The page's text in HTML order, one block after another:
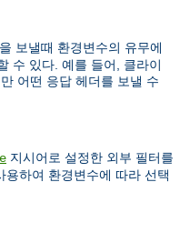
보낼때 환경변수의 유무에
수 있다. 예를 들어, 클라이
어떤 응답 헤더를 보낼 수
지시어로 설정한 외부 필터를
용하여 환경변수에 따라 선택